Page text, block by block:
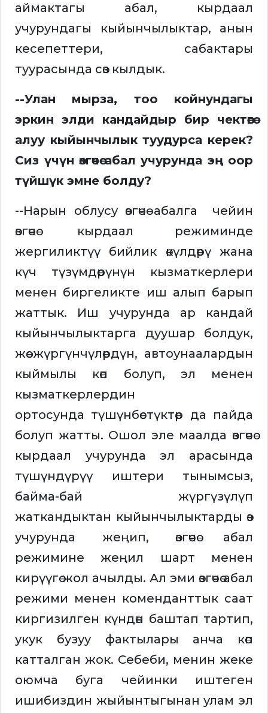
аймактагы абал, кырдаал
учурундагы кыйынчылыктар, анын
кесепеттери, сабактары
туурасында сөз кылдык.
--Улан мырза, тоо койнундагы
эркин элди кандайдыр бир чектөөгө
алуу кыйынчылык туудурса керек?
Сиз үчүн өзгөчө абал учурунда эң оор
түйшүк эмне болду?
--Нарын облусу өзгөчө абалга чейин
өзгөчө кырдаал режиминде
жергиликтүү бийлик өкүлдөрү жана
күч түзүмдөрүнүн кызматкерлери
менен биргеликте иш алып барып
жаттык. Иш учурунда ар кандай
кыйынчылыктарга дуушар болдук,
жөө жүргүнчүлөрдүн, автоунаалардын
кыймылы көп болуп, эл менен
кызматкерлердин
ортосунда түшүнбөстүктөр да пайда
болуп жатты. Ошол эле маалда өзгөчө
кырдаал учурунда эл арасында
түшүндүрүү иштери тынымсыз,
байма-бай жүргүзүлүп
жаткандыктан кыйынчылыктарды өз
учурунда жеңип, өзгөчө абал
режимине жеңил шарт менен
кирүүгө жол ачылды. Ал эми өзгөчө абал
режими менен коменданттык саат
киргизилген күндөн баштап тартип,
укук бузуу фактылары анча көп
катталган жок. Себеби, менин жеке
оюмча буга чейинки иштеген
ишибиздин жыйынтыгынан улам эл